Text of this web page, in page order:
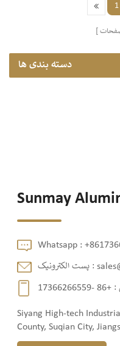
1
دسته بندی ها
Sunmay
Whatsapp :
پست الکترونیک :
:
+86 -17366266559
Siyang High-tech
County, Suqian City,